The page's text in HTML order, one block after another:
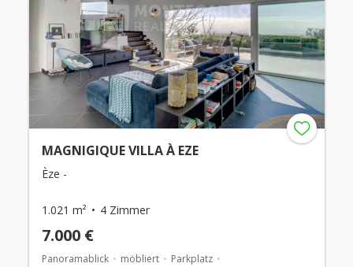
MAGNIGIQUE VILLA À EZE
Èze -
1.021 m² 4 Zimmer
7.000 €
Panoramablick möbliert
Parkplatz